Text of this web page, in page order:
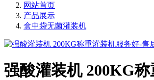
网站首页
产品展示
盒中袋无菌灌装机
强酸灌装机 200KG